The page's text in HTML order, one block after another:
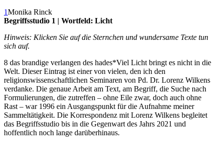
1Monika Rinck
Begriffsstudio 1 | Wortfeld: Licht
Hinweis: Klicken Sie auf die Sternchen und wundersame Texte tun
sich auf.
8 das brandige verlangen des hades*Viel Licht bringt es nicht in die
Welt. Dieser Eintrag ist einer von vielen, den ich den
religionswissenschaftlichen Seminaren von Pd. Dr. Lorenz Wilkens
verdanke. Die genaue Arbeit am Text, am Begriff, die Suche nach
Formulierungen, die zutreffen – ohne Eile zwar, doch auch ohne
Rast – war 1996 ein Ausgangspunkt für die Aufnahme meiner
Sammeltätigkeit. Die Korrespondenz mit Lorenz Wilkens begleitet
das Begriffsstudio bis in die Gegenwart des Jahrs 2021 und
hoffentlich noch lange darüberhinaus.